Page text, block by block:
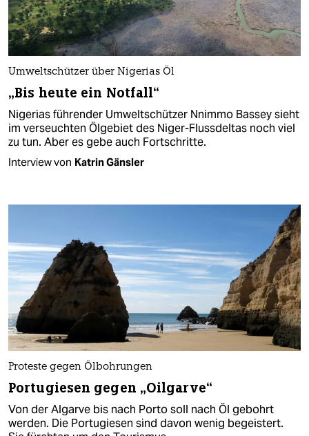
Umweltschützer über Nigerias Öl
„Bis heute ein Notfall“
Nigerias führender Umweltschützer Nnimmo Bassey sieht
im verseuchten Ölgebiet des Niger-Flussdeltas noch viel
zu tun. Aber es gebe auch Fortschritte.
Interview von Katrin Gänsler
Proteste gegen Ölbohrungen
Portugiesen gegen „Oilgarve“
Von der Algarve bis nach Porto soll nach Öl gebohrt
werden. Die Portugiesen sind davon wenig begeistert.